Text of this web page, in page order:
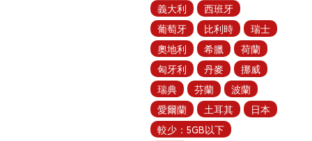
義大利
西班牙
葡萄牙
比利時
瑞士
奧地利
希臘
荷蘭
匈牙利
丹麥
挪威
瑞典
芬蘭
波蘭
愛爾蘭
土耳其
日本
較少：5GB以下